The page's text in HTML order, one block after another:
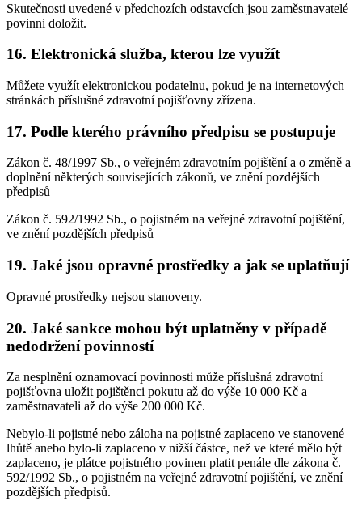
Skutečnosti uvedené v předchozích odstavcích jsou zaměstnavatelé
povinni doložit.
16. Elektronická služba, kterou lze využít
Můžete využít elektronickou podatelnu, pokud je na internetových
stránkách příslušné zdravotní pojišťovny zřízena.
17. Podle kterého právního předpisu se postupuje
Zákon č. 48/1997 Sb., o veřejném zdravotním pojištění a o změně a
doplnění některých souvisejících zákonů, ve znění pozdějších
předpisů
Zákon č. 592/1992 Sb., o pojistném na veřejné zdravotní pojištění,
ve znění pozdějších předpisů
19. Jaké jsou opravné prostředky a jak se uplatňují
Opravné prostředky nejsou stanoveny.
20. Jaké sankce mohou být uplatněny v případě
nedodržení povinností
Za nesplnění oznamovací povinnosti může příslušná zdravotní
pojišťovna uložit pojištěnci pokutu až do výše 10 000 Kč a
zaměstnavateli až do výše 200 000 Kč.
Nebylo-li pojistné nebo záloha na pojistné zaplaceno ve stanovené
lhůtě anebo bylo-li zaplaceno v nižší částce, než ve které mělo být
zaplaceno, je plátce pojistného povinen platit penále dle zákona č.
592/1992 Sb., o pojistném na veřejné zdravotní pojištění, ve znění
pozdějších předpisů.